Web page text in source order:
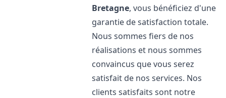
Bretagne, vous bénéficiez d'une
garantie de satisfaction totale.
Nous sommes fiers de nos
réalisations et nous sommes
convaincus que vous serez
satisfait de nos services. Nos
clients satisfaits sont notre